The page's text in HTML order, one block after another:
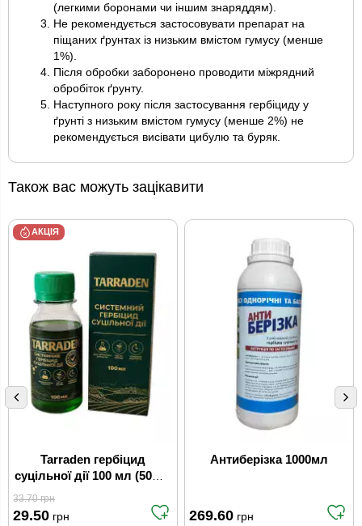
(легкими боронами чи іншим знаряддям).
Не рекомендується застосовувати препарат на
піщаних ґрунтах із низьким вмістом гумусу (менше
1%).
Після обробки заборонено проводити міжрядний
обробіток ґрунту.
Наступного року після застосування гербіциду у
ґрунті з низьким вмістом гумусу (менше 2%) не
рекомендується висівати цибулю та буряк.
Також вас можуть зацікавити
АКЦІЯ
Tarraden гербіцид
суцільної дії 100 мл (50шт/
33.70грн
29.50 грн
Антиберізка 1000мл
269.60 грн